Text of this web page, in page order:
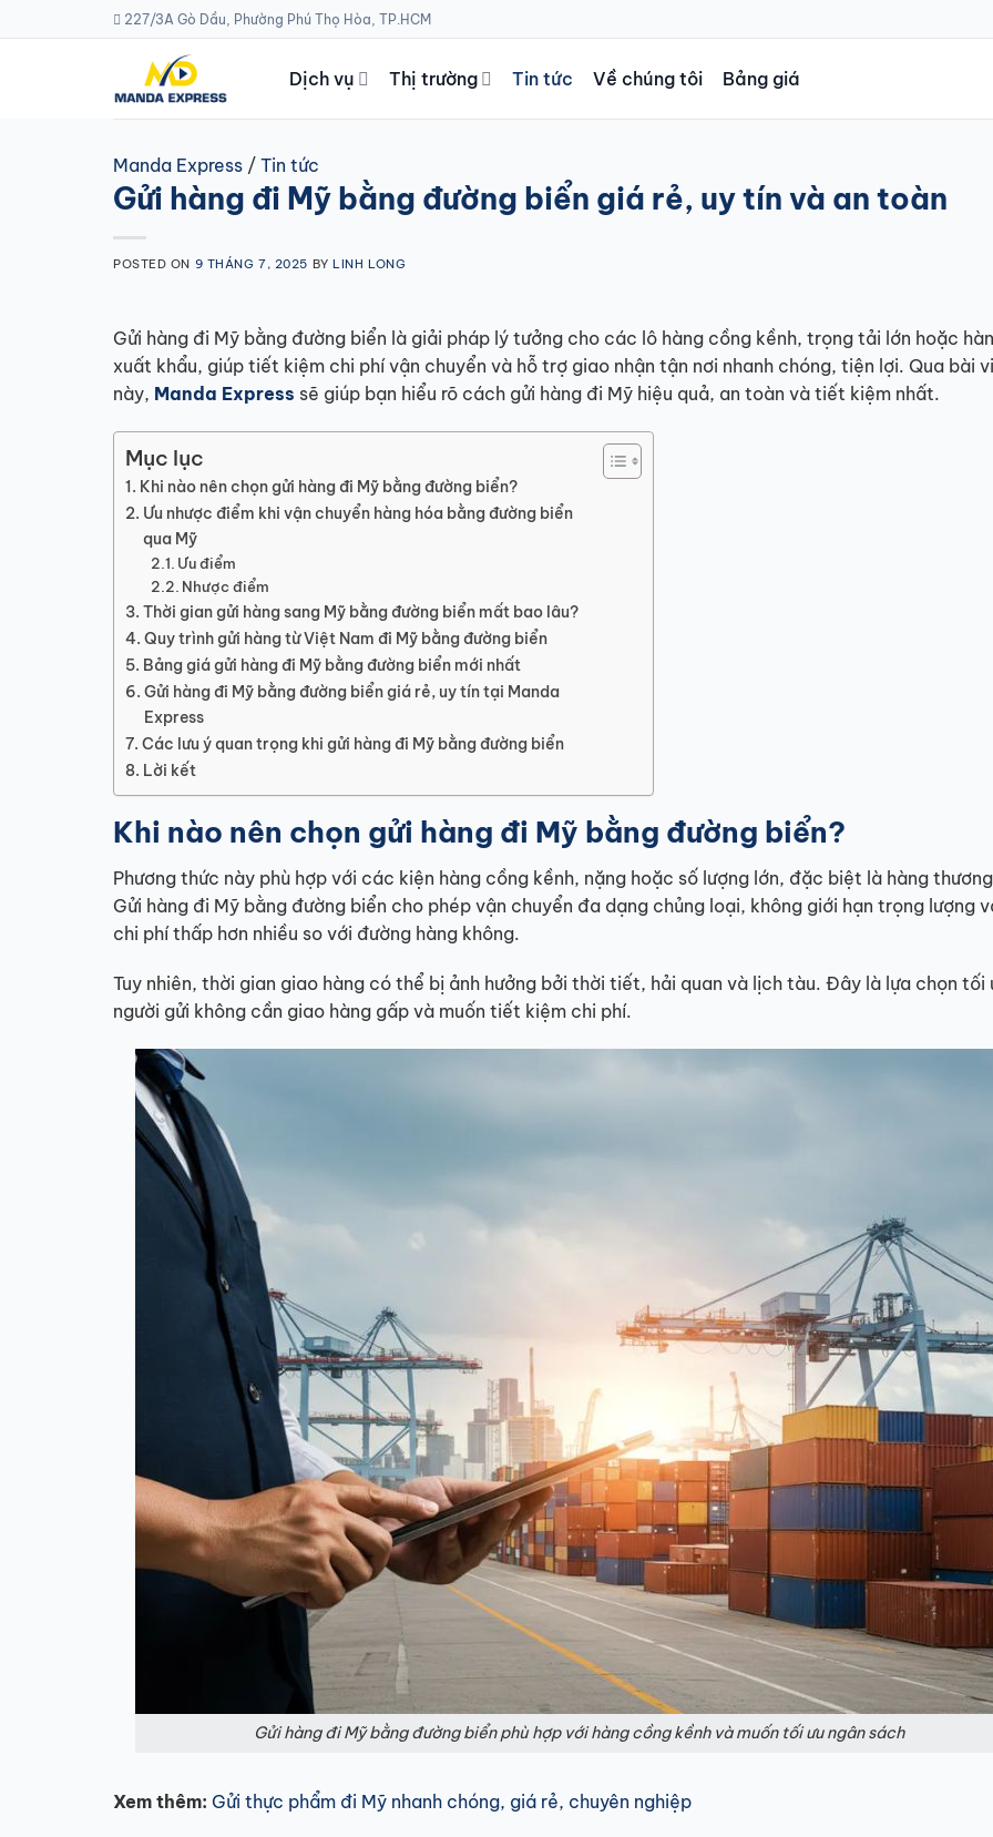
to
227/3A Gò Dầu, Phường Phú Thọ Hòa, TP.HCM
Dịch vụ Thị trường Tin tức Về chúng tôi Bảng giá
Manda Express / Tin tức
Gửi hàng đi Mỹ bằng đường biển giá rẻ, uy tín và an toàn
POSTED ON 9 THÁNG 7, 2025 BYLINH LONG
Gửi hàng đi Mỹ bằng đường biển là giải pháp lý tưởng cho các lô hàng cồng kềnh, trọng tải lớn hoặc
xuất khẩu, giúp tiết kiệm chi phí vận chuyển và hỗ trợ giao nhận tận nơi nhanh chóng, tiện lợi. Qua bài
này, Manda Express sẽ giúp bạn hiểu rõ cách gửi hàng đi Mỹ hiệu quả, an toàn và tiết kiệm nhất.
Mục lục
Khi nào nên chọn gửi hàng đi Mỹ bằng đường biển?
Ưu nhược điểm khi vận chuyển hàng hóa bằng đường biển
qua Mỹ
Ưu điểm
Nhược điểm
Thời gian gửi hàng sang Mỹ bằng đường biển mất bao lâu?
Quy trình gửi hàng từ Việt Nam đi Mỹ bằng đường biển
Bảng giá gửi hàng đi Mỹ bằng đường biển mới nhất
Gửi hàng đi Mỹ bằng đường biển giá rẻ, uy tín tại Manda
Express
Các lưu ý quan trọng khi gửi hàng đi Mỹ bằng đường biển
Lời kết
Khi nào nên chọn gửi hàng đi Mỹ bằng đường biển?
Phương thức này phù hợp với các kiện hàng cồng kềnh, nặng hoặc số lượng lớn, đặc biệt là hàng
Gửi hàng đi Mỹ bằng đường biển cho phép vận chuyển đa dạng chủng loại, không giới hạn trọng lượng
chi phí thấp hơn nhiều so với đường hàng không.
Tuy nhiên, thời gian giao hàng có thể bị ảnh hưởng bởi thời tiết, hải quan và lịch tàu. Đây là lựa chọn tối
người gửi không cần giao hàng gấp và muốn tiết kiệm chi phí.
Gửi hàng đi Mỹ bằng đường biển phù hợp với hàng cồng kềnh và muốn tối ưu ngân sách
Xem thêm: Gửi thực phẩm đi Mỹ nhanh chóng, giá rẻ, chuyên nghiệp